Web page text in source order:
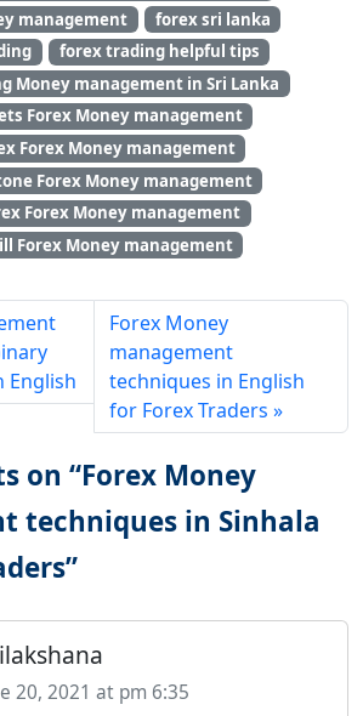
management
forex sri lanka
forex trading helpful tips
Money management in Sri Lanka
Forex Money management
Forex Money management
Forex Money management
Forex Money management
Forex Money management
English
Forex Money
management
techniques in English
for Forex Traders
on “Forex Money
techniques in Sinhala
20, 2021 at pm 6:35